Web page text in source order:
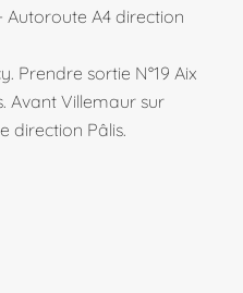
A4 direction
Prendre sortie N°19 Aix
Avant Villemaur sur
direction Pâlis.